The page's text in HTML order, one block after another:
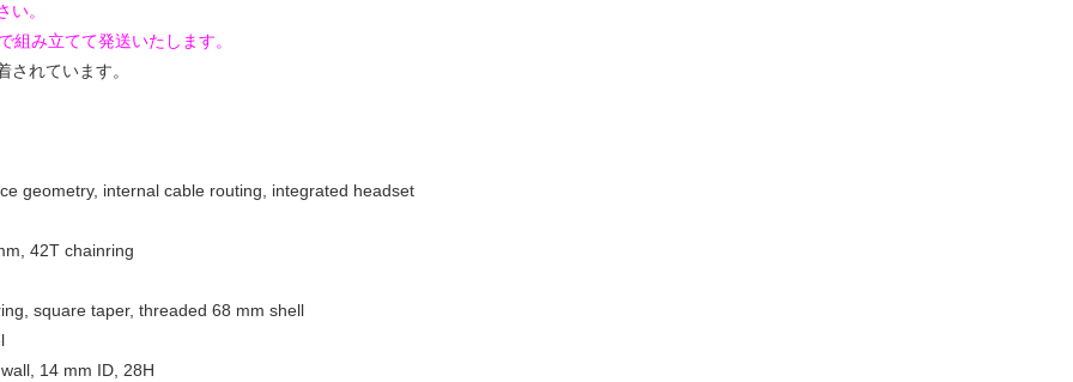
。
み立てて発送いたします。
れています。
geometry, internal cable routing, integrated headset
42T chainring
square taper, threaded 68 mm shell
14 mm ID, 28H